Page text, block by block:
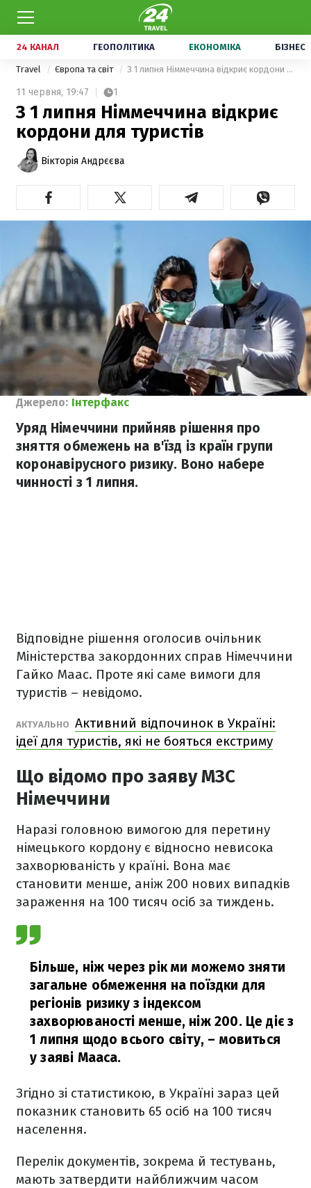
24 КАНАЛ ГЕОПОЛІТИКА ЕКОНОМІКА БІЗНЕС
Travel Європа та світ З 1 липня Німмеччина відкриє кордони для туристів
11 червня, 19:47 1
З 1 липня Німмеччина відкриє
кордони для туристів
Вікторія Андрєєва
Джерело: Інтерфакс
Уряд Німеччини прийняв рішення про
зняття обмежень на в'їзд із країн групи
коронавірусного ризику. Воно набере
чинності з 1 липня.
Відповідне рішення оголосив очільник
Міністерства закордонних справ Німеччини
Гайко Маас. Проте які саме вимоги для
туристів – невідомо.
АКТУАЛЬНО Активний відпочинок в Україні:
ідеї для туристів, які не бояться екстриму
Що відомо про заяву МЗС
Німеччини
Наразі головною вимогою для перетину
німецького кордону є відносно невисока
захворюваність у країні. Вона має
становити менше, аніж 200 нових випадків
зараження на 100 тисяч осіб за тиждень.
Більше, ніж через рік ми можемо зняти
загальне обмеження на поїздки для
регіонів ризику з індексом
захворюваності менше, ніж 200. Це діє з
1 липня щодо всього світу, – мовиться
у заяві Мааса.
Згідно зі статистикою, в Україні зараз цей
показник становить 65 осіб на 100 тисяч
населення.
Перелік документів, зокрема й тестувань,
мають затвердити найближчим часом